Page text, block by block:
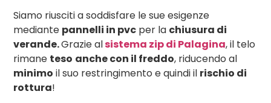
Siamo riusciti a soddisfare le sue esigenze
mediante pannelli in pvc per la chiusura di
verande.Grazie alsistema zip di Palagina, il telo
rimane teso anche con il freddo, riducendo al
minimo il suo restringimento e quindi il rischio di
rottura!